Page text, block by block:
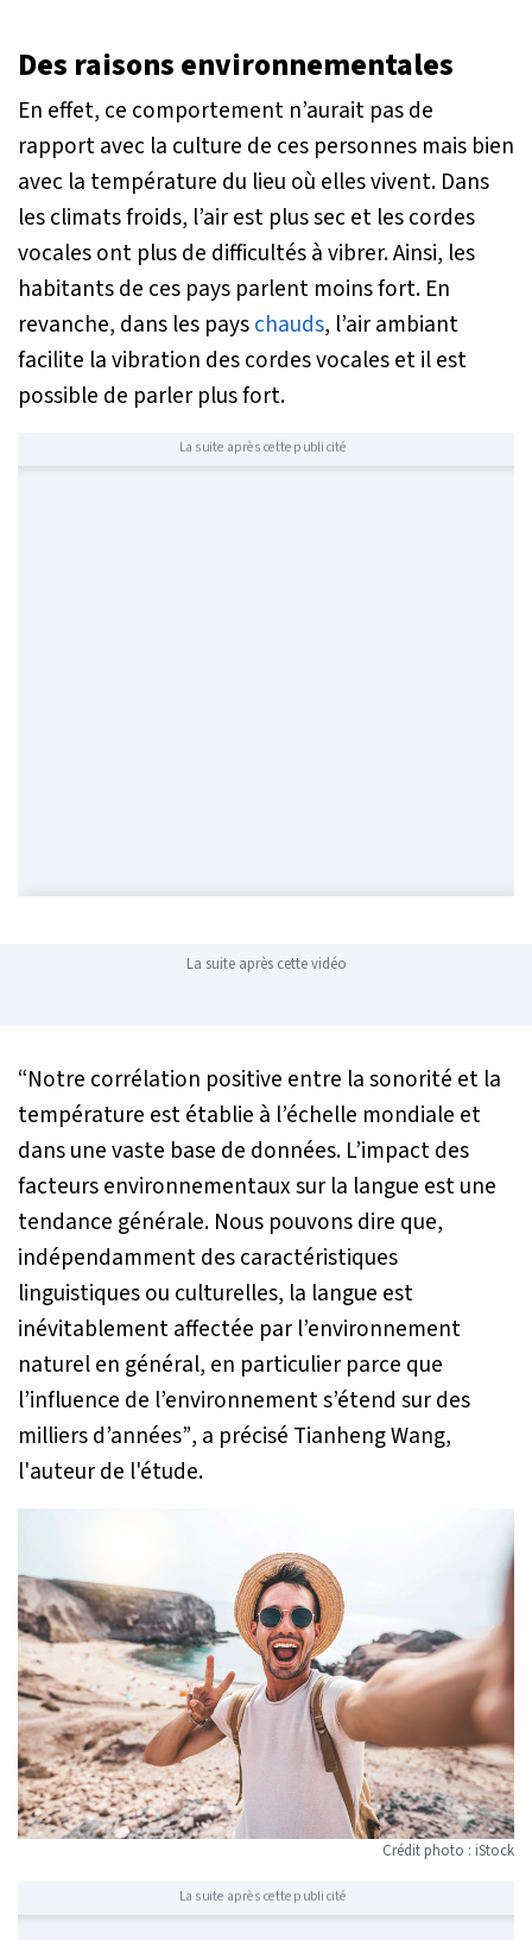
Des raisons environnementales
En effet, ce comportement n’aurait pas de
rapport avec la culture de ces personnes mais bien
avec la température du lieu où elles vivent. Dans
les climats froids, l’air est plus sec et les cordes
vocales ont plus de difficultés à vibrer. Ainsi, les
habitants de ces pays parlent moins fort. En
revanche, dans les payschauds, l’air ambiant
facilite la vibration des cordes vocales et il est
possible de parler plus fort.
La suite après cette publicité
La suite après cette vidéo
“Notre corrélation positive entre la sonorité et la
température est établie à l’échelle mondiale et
dans une vaste base de données. L’impact des
facteurs environnementaux sur la langue est une
tendance générale. Nous pouvons dire que,
indépendamment des caractéristiques
linguistiques ou culturelles, la langue est
inévitablement affectée par l’environnement
naturel en général, en particulier parce que
l’influence de l’environnement s’étend sur des
milliers d’années”, a précisé Tianheng Wang,
l'auteur de l'étude.
Crédit photo : iStock
La suite après cette publicité